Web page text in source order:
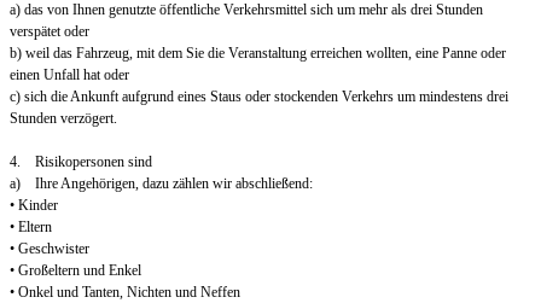
a) das von Ihnen genutzte öffentliche Verkehrsmittel sich um mehr als drei Stunden
verspätet oder
b) weil das Fahrzeug, mit dem Sie die Veranstaltung erreichen wollten, eine Panne oder
einen Unfall hat oder
c) sich die Ankunft aufgrund eines Staus oder stockenden Verkehrs um mindestens drei
Stunden verzögert.
4. Risikopersonen sind
a) Ihre Angehörigen, dazu zählen wir abschließend:
• Kinder
• Eltern
• Geschwister
• Großeltern und Enkel
• Onkel und Tanten, Nichten und Neffen